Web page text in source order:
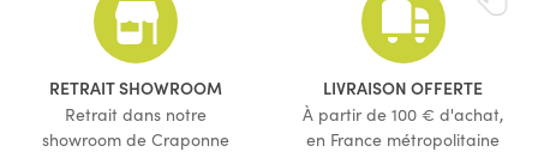
(5 avis)
RETRAIT SHOWROOM
Retrait dans notre
showroom de Craponne
LIVRAISON OFFERTE
À partir de 100 € d'achat,
en France métropolitaine